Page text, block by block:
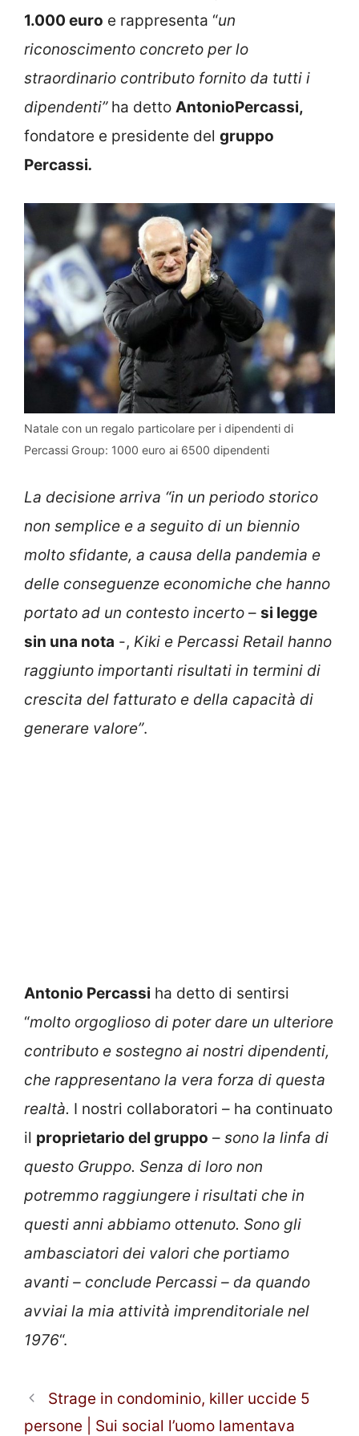
1.000 euro e rappresenta “un
riconoscimento concreto per lo
straordinario contributo fornito da tutti i
dipendenti” ha detto AntonioPercassi,
fondatore e presidente del gruppo
Percassi.
Natale con un regalo particolare per i dipendenti di
Percassi Group: 1000 euro ai 6500 dipendenti
La decisione arriva “in un periodo storico
non semplice e a seguito di un biennio
molto sfidante, a causa della pandemia e
delle conseguenze economiche che hanno
portato ad un contesto incerto – si legge
sin una nota -, Kiki e Percassi Retail hanno
raggiunto importanti risultati in termini di
crescita del fatturato e della capacità di
generare valore”.
Antonio Percassi ha detto di sentirsi
“molto orgoglioso di poter dare un ulteriore
contributo e sostegno ai nostri dipendenti,
che rappresentano la vera forza di questa
realtà. I nostri collaboratori – ha continuato
il proprietario del gruppo – sono la linfa di
questo Gruppo. Senza di loro non
potremmo raggiungere i risultati che in
questi anni abbiamo ottenuto. Sono gli
ambasciatori dei valori che portiamo
avanti – conclude Percassi – da quando
avviai la mia attività imprenditoriale nel
1976“.
Strage in condominio, killer uccide 5
persone | Sui social l’uomo lamentava